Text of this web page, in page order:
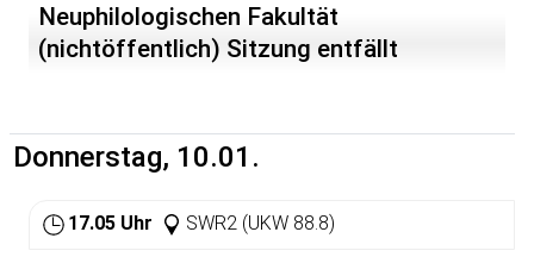
Neuphilologischen Fakultät
(nichtöffentlich) Sitzung entfällt
Donnerstag, 10.01.
17.05 Uhr SWR2 (UKW 88.8)